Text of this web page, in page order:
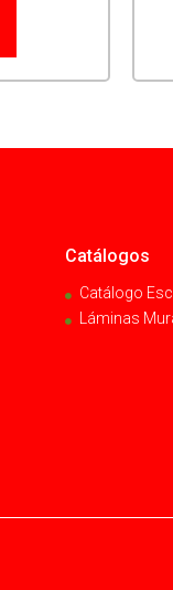
Catálogos
Catálogo
Láminas